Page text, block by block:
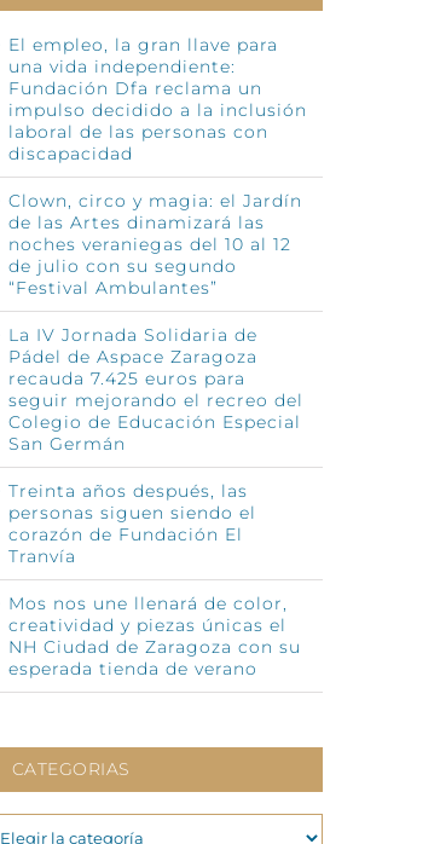
El empleo, la gran llave para
una vida independiente:
Fundación Dfa reclama un
impulso decidido a la inclusión
laboral de las personas con
discapacidad
Clown, circo y magia: el Jardín
de las Artes dinamizará las
noches veraniegas del 10 al 12
de julio con su segundo
“Festival Ambulantes”
La IV Jornada Solidaria de
Pádel de Aspace Zaragoza
recauda 7.425 euros para
seguir mejorando el recreo del
Colegio de Educación Especial
San Germán
Treinta años después, las
personas siguen siendo el
corazón de Fundación El
Tranvía
Mos nos une llenará de color,
creatividad y piezas únicas el
NH Ciudad de Zaragoza con su
esperada tienda de verano
CATEGORIAS
CATEGORIAS